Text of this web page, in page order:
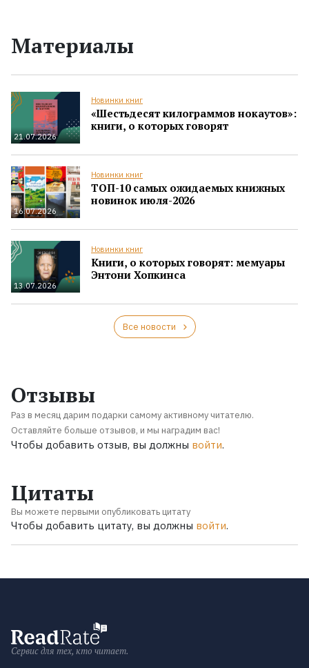
Материалы
21.07.2026
Новинки книг
«Шестьдесят килограммов нокаутов»:
книги, о которых говорят
16.07.2026
Новинки книг
ТОП-10 самых ожидаемых книжных
новинок июля-2026
13.07.2026
Новинки книг
Книги, о которых говорят: мемуары
Энтони Хопкинса
Все новости
Отзывы
Раз в месяц дарим подарки самому активному читателю.
Оставляйте больше отзывов, и мы наградим вас!
Чтобы добавить отзыв, вы должны войти.
Цитаты
Вы можете первыми опубликовать цитату
Чтобы добавить цитату, вы должны войти.
Сервис для тех, кто читает.